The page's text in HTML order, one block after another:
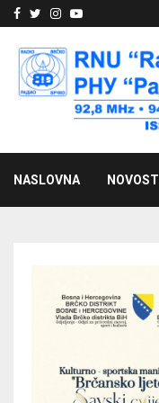
Facebook
Twitter
Instagram
Youtube
NASLOVNA NOVOSTI